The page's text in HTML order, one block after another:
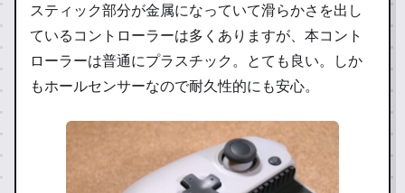
スティック部分が金属になっていて滑らかさを出し
ているコントローラーは多くありますが、本コント
ローラーは普通にプラスチック。とても良い。しか
もホールセンサーなので耐久性的にも安心。